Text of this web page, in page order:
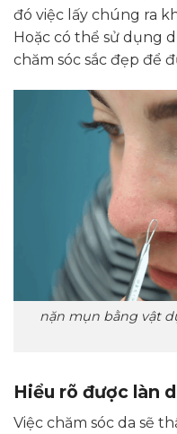
đó việc lấy chúng ra
Hoặc có thể sử dụng
chăm sóc sắc đẹp để
nặn mụn bằng vật
Hiểu rõ được làn
Việc chăm sóc da sẽ